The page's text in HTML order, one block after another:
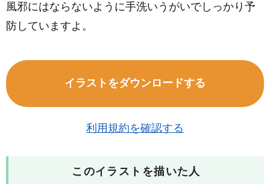
風邪にはならないように手洗いうがいでしっかり予
防していますよ。
イラストをダウンロードする
利用規約を確認する
このイラストを描いた人